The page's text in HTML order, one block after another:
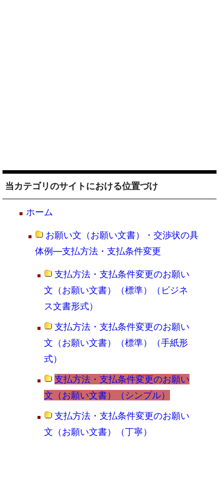
当カテゴリのサイトにおける位置づけ
ホーム
お願い文（お願い文書）・交渉状の具
体例―支払方法・支払条件変更
支払方法・支払条件変更のお願い
文（お願い文書）（標準）（ビジネ
ス文書形式）
支払方法・支払条件変更のお願い
文（お願い文書）（標準）（手紙形
式）
支払方法・支払条件変更のお願い
文（お願い文書）（シンプル）
支払方法・支払条件変更のお願い
文（お願い文書）（丁寧）